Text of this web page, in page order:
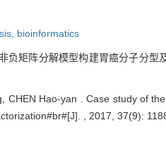
bioinformatics
负矩阵分解模型构建胃癌分子分
CHEN Hao-yan . Case study of
, 2017, 37(9):